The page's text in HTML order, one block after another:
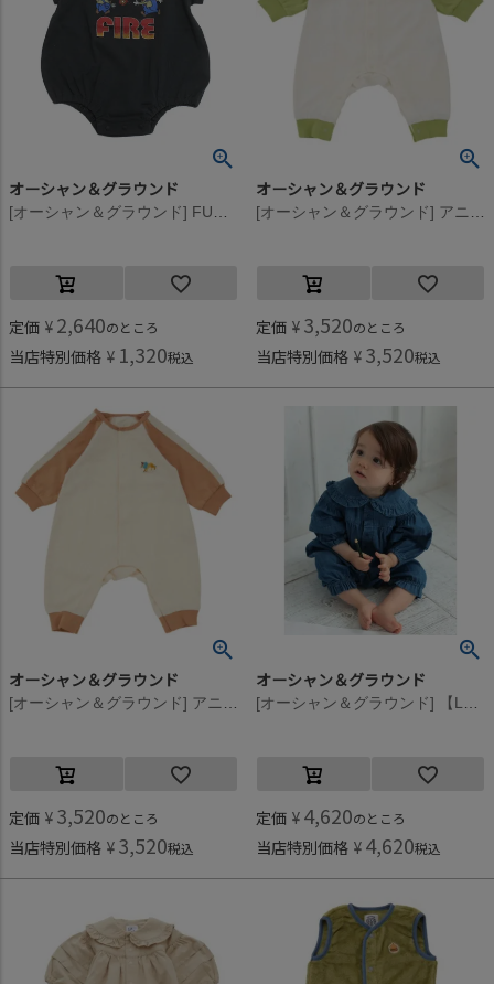
オーシャン＆グラウンド
定価 ¥ 2,640のところ
当店特別価格 ¥ 1,320税込
オーシャン＆グラウンド
定価 ¥ 3,520のところ
当店特別価格 ¥ 3,520税込
オーシャン＆グラウンド
定価 ¥ 3,520のところ
当店特別価格 ¥ 3,520税込
オーシャン＆グラウンド
定価 ¥ 4,620のところ
当店特別価格 ¥ 4,620税込